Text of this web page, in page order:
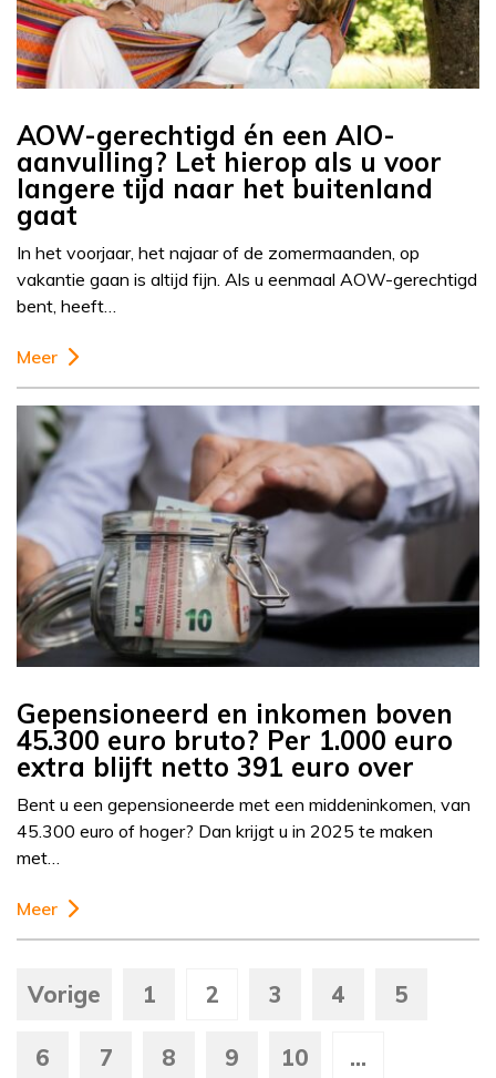
AOW-gerechtigd én een AIO-
aanvulling? Let hierop als u voor
langere tijd naar het buitenland
gaat
In het voorjaar, het najaar of de zomermaanden, op
vakantie gaan is altijd fijn. Als u eenmaal AOW-gerechtigd
bent, heeft…
Meer
Gepensioneerd en inkomen boven
45.300 euro bruto? Per 1.000 euro
extra blijft netto 391 euro over
Bent u een gepensioneerde met een middeninkomen, van
45.300 euro of hoger? Dan krijgt u in 2025 te maken
met…
Meer
Vorige 1 2 3 4 5
6 7 8 9 10 ...